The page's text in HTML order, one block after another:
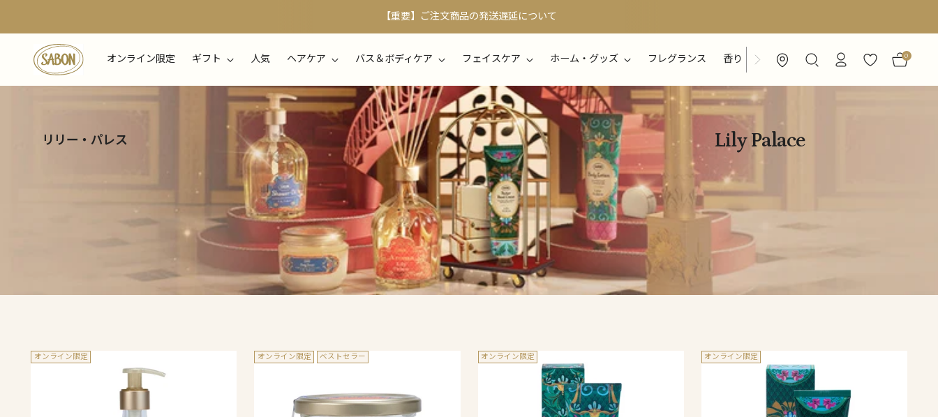
【重要】ご注文商品の発送遅延について
オンライン限定 ギフト 人気 ヘアケア バス＆ボディケア フェイスケア ホーム・グッズ フレグランス 香り 特集ページ 0
リリー・パレス Lily Palace
オンライン限定 オンライン限定 ベストセラー オンライン限定 オンライン限定